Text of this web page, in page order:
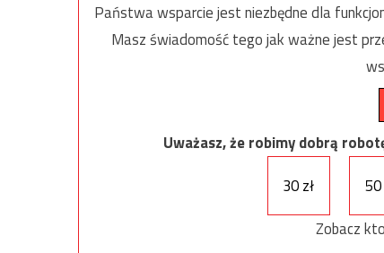
Państwa wsparcie jest niezbędne dla
Masz świadomość tego jak ważne jest
Uważasz, że robimy dobrą
30 zł
50
Zobacz